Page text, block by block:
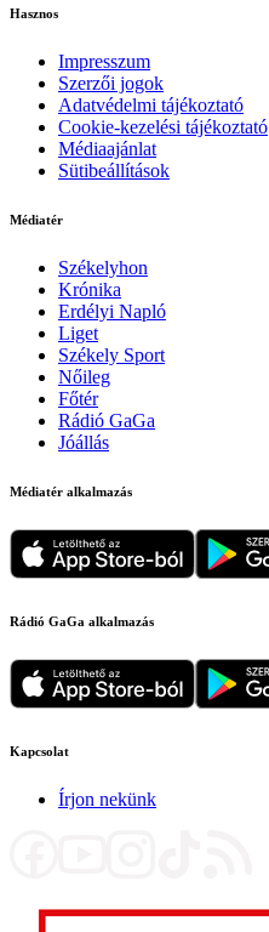
Hasznos
Impresszum
Szerzői jogok
Adatvédelmi tájékoztató
Cookie-kezelési tájékoztató
Médiaajánlat
Sütibeállítások
Médiatér
Székelyhon
Krónika
Erdélyi Napló
Liget
Székely Sport
Nőileg
Főtér
Rádió GaGa
Jóállás
Médiatér alkalmazás
Rádió GaGa alkalmazás
Kapcsolat
Írjon nekünk